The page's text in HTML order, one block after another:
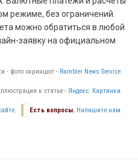
режиме, без ограничений.
можно обратиться в любой
заявку на официальном
- фото скриншот - Rambler News Service.
к статье - Яндекс. Картинки.
Есть вопросы. Напишите нам.